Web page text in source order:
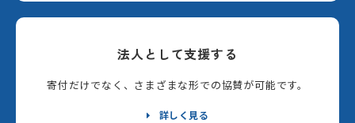
法人として支援する
寄付だけでなく、さまざまな形での協賛が可能です。
詳しく見る